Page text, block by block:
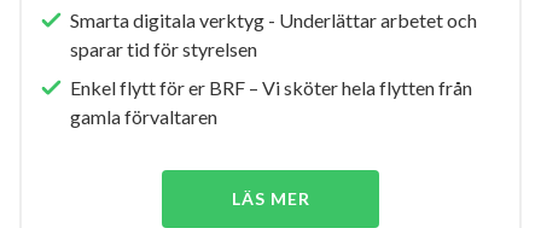
Smarta digitala verktyg - Underlättar arbetet och
sparar tid för styrelsen
Enkel flytt för er BRF – Vi sköter hela flytten från
gamla förvaltaren
LÄS MER